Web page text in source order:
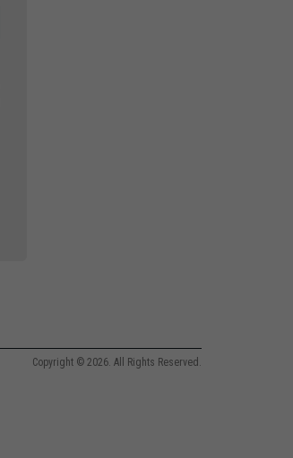
Copyright © 2026. All Rights Reserved.